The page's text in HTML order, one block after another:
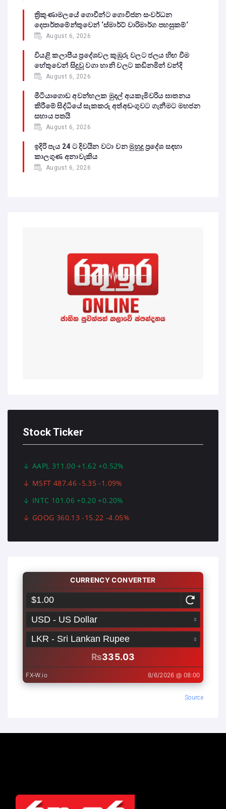
ත්‍රිකුණාමලයේ ගොවීන්ට ගොවිජන සංවර්ධන
දෙපාර්තමේන්තුවෙන් ‘ස්මාර්ට් වාරිමාර්ග පහසුකම්‘
August 6, 2026
වියළි කලාපීය ප්‍රදේශවල කුඹුරු වලට ජලය හිඟ වීම
හේතුවෙන් සිදුවූ වගා හානි වලට කඩිනමින් වන්දි
August 6, 2026
මීටියාගොඩ අවන්හලක මුදල් අයකැමිවරිය ඝාතනය
කිරීමේ සිද්ධියේ සැකකරු අත්අඩංගුවට ගැනීමට මහජන
සහාය පතයි
August 6, 2026
ඉදිරි පැය 24 ට දිවයින වටා වන මුහුදු ප්‍රදේශ සඳහා
කාලගුණ අනාවැකිය
August 6, 2026
Stock Ticker
AAPL 311.00 +1.62 +0.52%
MSFT 487.46 -5.35 -1.09%
INTC 101.06 +0.20 +0.20%
GOOG 360.13 -15.22 -4.05%
Source